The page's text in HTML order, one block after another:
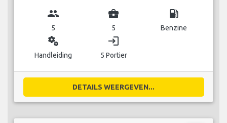
group
5
business_center
5
local_gas_station
Benzine
miscellaneous_services
Handleiding
login
5 Portier
DETAILS WEERGEVEN...